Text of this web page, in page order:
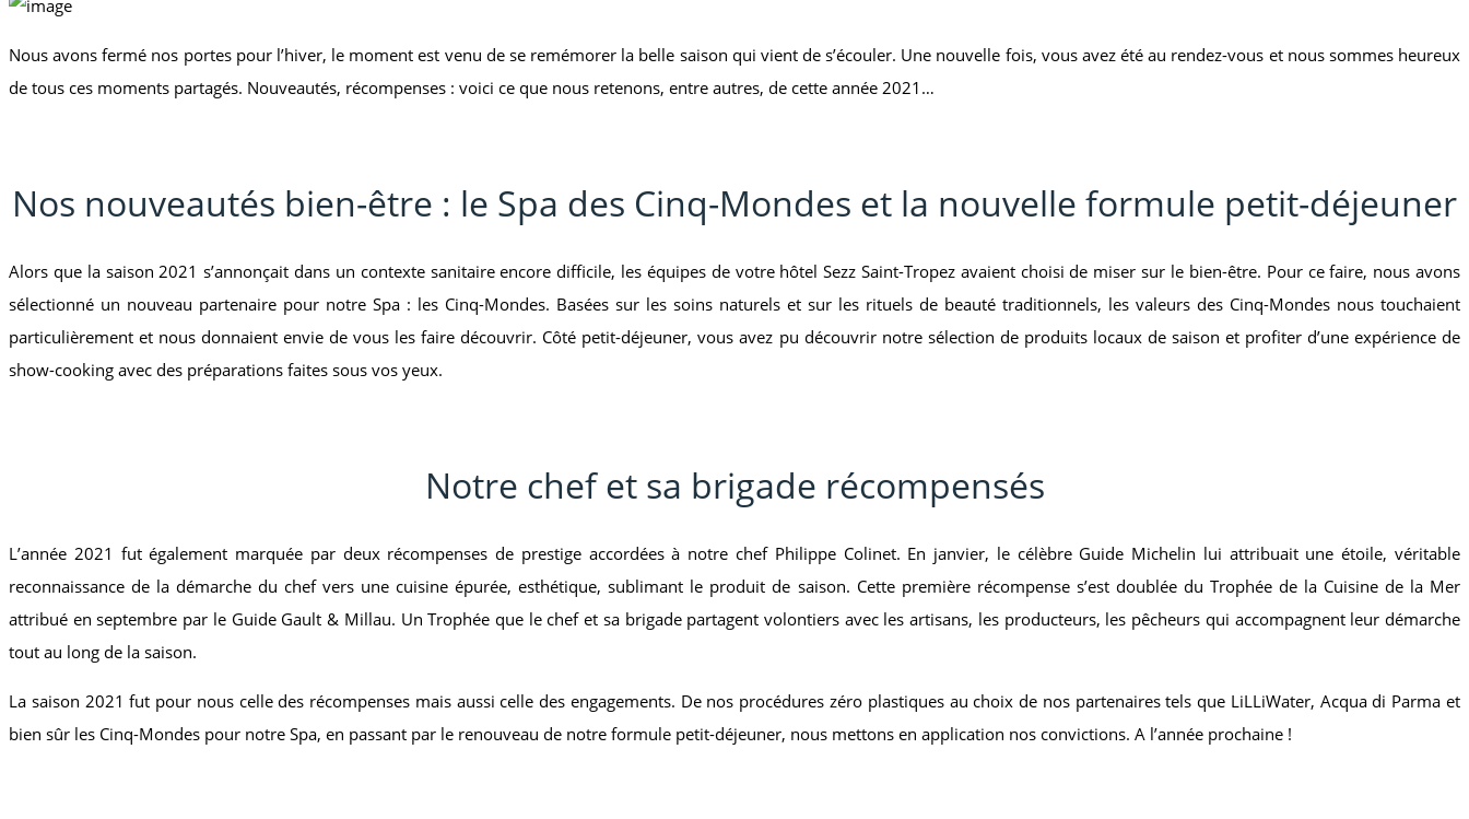
Nous avons fermé nos portes pour l’hiver, le moment est venu de se remémorer la belle saison qui vient de s’écouler. Une nouvelle fois, vous avez été au rendez-vous et nous sommes heureux
de tous ces moments partagés. Nouveautés, récompenses : voici ce que nous retenons, entre autres, de cette année 2021…
Nos nouveautés bien-être : le Spa des Cinq-Mondes et la nouvelle formule petit-déjeuner
Alors que la saison 2021 s’annonçait dans un contexte sanitaire encore difficile, les équipes de votre hôtel Sezz Saint-Tropez avaient choisi de miser sur le bien-être. Pour ce faire, nous avons
sélectionné un nouveau partenaire pour notre Spa : les Cinq-Mondes. Basées sur les soins naturels et sur les rituels de beauté traditionnels, les valeurs des Cinq-Mondes nous touchaient
particulièrement et nous donnaient envie de vous les faire découvrir. Côté petit-déjeuner, vous avez pu découvrir notre sélection de produits locaux de saison et profiter d’une expérience de
show-cooking avec des préparations faites sous vos yeux.
Notre chef et sa brigade récompensés
L’année 2021 fut également marquée par deux récompenses de prestige accordées à notre chef Philippe Colinet. En janvier, le célèbre Guide Michelin lui attribuait une étoile, véritable
reconnaissance de la démarche du chef vers une cuisine épurée, esthétique, sublimant le produit de saison. Cette première récompense s’est doublée du Trophée de la Cuisine de la Mer
attribué en septembre par le Guide Gault & Millau. Un Trophée que le chef et sa brigade partagent volontiers avec les artisans, les producteurs, les pêcheurs qui accompagnent leur démarche
tout au long de la saison.
La saison 2021 fut pour nous celle des récompenses mais aussi celle des engagements. De nos procédures zéro plastiques au choix de nos partenaires tels que LiLLiWater, Acqua di Parma et
bien sûr les Cinq-Mondes pour notre Spa, en passant par le renouveau de notre formule petit-déjeuner, nous mettons en application nos convictions. A l’année prochaine !